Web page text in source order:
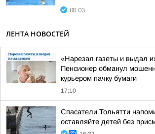
08:03
ЛЕНТА НОВОСТЕЙ
«Нарезал газеты и выдал
Пенсионер обманул
курьером пачку бумаги
17:10
Спасатели Тольятти
оставляйте детей без